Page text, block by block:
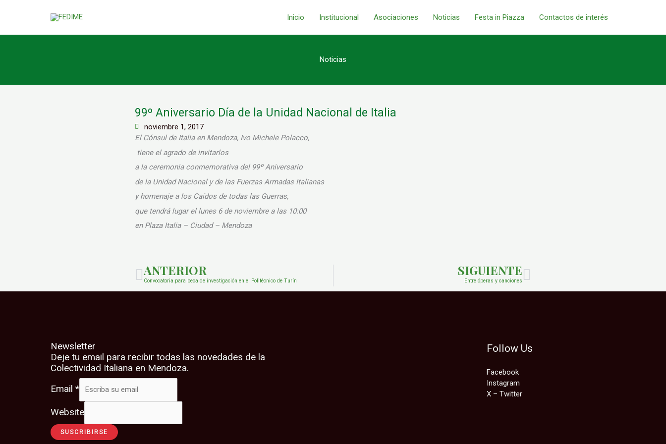
Inicio Institucional Asociaciones Noticias Festa in Piazza Contactos de interés
Noticias
99º Aniversario Día de la Unidad Nacional de Italia
noviembre 1, 2017
El Cónsul de Italia en Mendoza, Ivo Michele Polacco,
tiene el agrado de invitarlos
a la ceremonia conmemorativa del 99º Aniversario
de la Unidad Nacional y de las Fuerzas Armadas Italianas
y homenaje a los Caídos de todas las Guerras,
que tendrá lugar el lunes 6 de noviembre a las 10:00
en Plaza Italia – Ciudad – Mendoza
ANTERIOR
Convocatoria para beca de investigación en el Politécnico de Turín
SIGUIENTE
Entre óperas y canciones
Newsletter
Deje tu email para recibir todas las novedades de la
Colectividad Italiana en Mendoza.
Email *
Website
SUSCRIBIRSE
Follow Us
Facebook
Instagram
X – Twitter